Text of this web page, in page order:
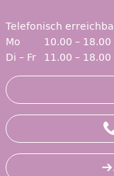
Telefonisch
Mo
10.00 –
Di – Fr 11.00 –